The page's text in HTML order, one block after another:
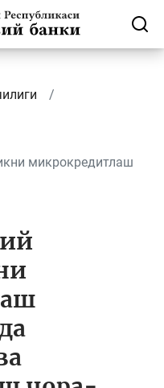
микрокредитлаш